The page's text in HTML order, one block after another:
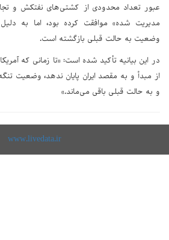
عبور تعداد محدودی از کشتی‌های نفتکش و
مدیریت شده» موافقت کرده بود، اما به
وضعیت به حالت قبلی بازگشته است.
در این بیانیه تأکید شده است: «تا زمانی که
از مبدأ و به مقصد ایران پایان ندهد، وضعیت
و به حالت قبلی باقی می‌ماند.»
www.livedata.ir